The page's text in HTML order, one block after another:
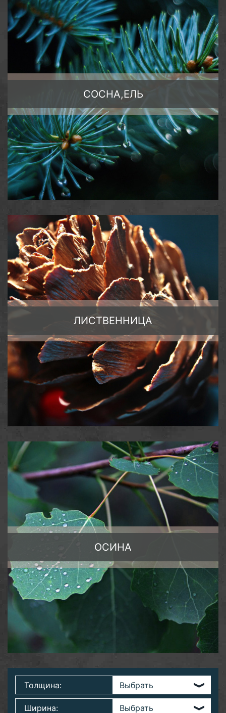
Обрезной брус ширина 200мм
СОСНА,ЕЛЬ
ЛИСТВЕННИЦА
ОСИНА
Толщина:
Ширина: